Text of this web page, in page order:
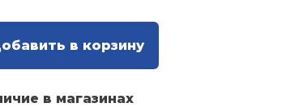
в корзину
в магазинах